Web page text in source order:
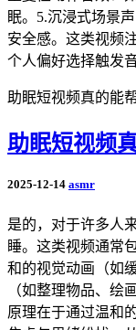
眠。5.沉浸式场景
安全感。这类视频
个人偏好选择触发
助眠短视频真的能
助眠短视频
2025-12-14 asmr
是的，对于许多人
睡。这类视频通常
和的视觉动画（如
（如整理物品、绘
原理在于通过温和